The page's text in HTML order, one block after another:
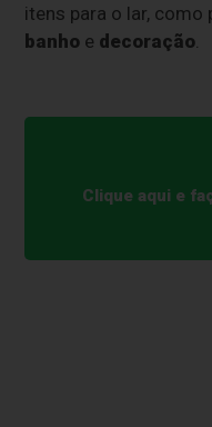
itens para o lar, como
banho e decoração
Clique aqui e